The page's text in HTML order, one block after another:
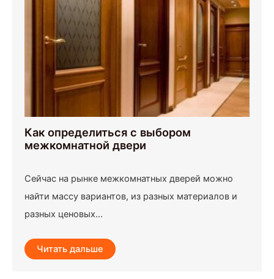
Как определиться с выбором
межкомнатной двери
Сейчас на рынке межкомнатных дверей можно
найти массу вариантов, из разных материалов и
разных ценовых...
Читать дальше